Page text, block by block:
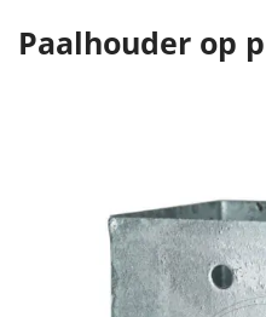
Paalhouder op